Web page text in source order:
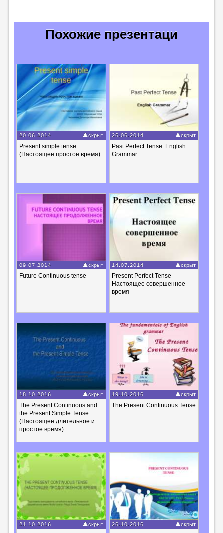
Похожие презентаци
20.06.2014 скрыт
Present simple tense
(Настоящее простое время)
26.06.2014 скрыт
Past Perfect Tense. English
Grammar
09.07.2014 скрыт
Future Continuous tense
14.07.2014 скрыт
Present Perfect Tense
Настоящее совершенное
время
18.10.2016 скрыт
The Present Continuous and
the Present Simple Tense
(Настоящее длительное и
простое время)
19.10.2016 скрыт
The Present Continuous Tense
21.10.2016 скрыт 26.10.2016 скрыт